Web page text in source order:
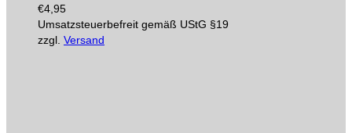
€4,95
Umsatzsteuerbefreit gemäß UStG §19
zzgl. Versand